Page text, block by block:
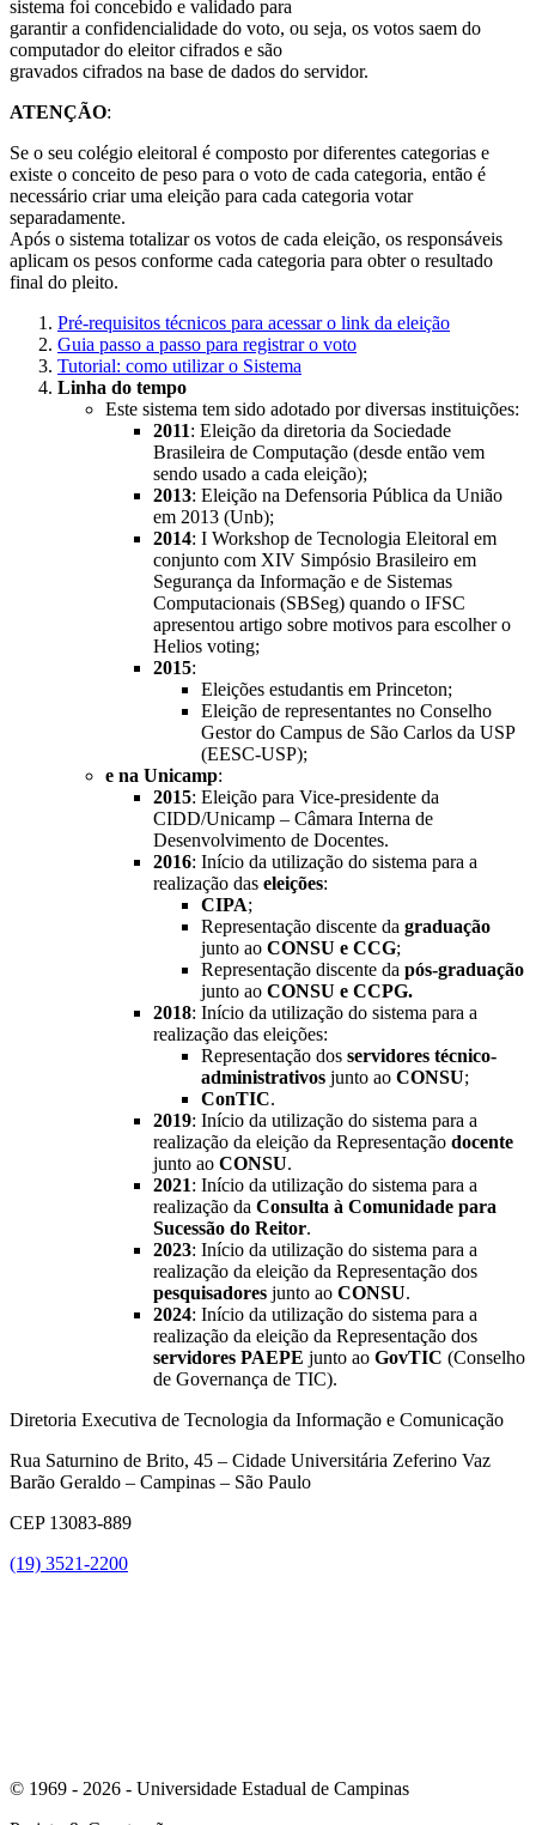
sistema foi concebido e validado para
garantir a confidencialidade do voto, ou seja, os votos saem do
computador do eleitor cifrados e são
gravados cifrados na base de dados do servidor.
ATENÇÃO:
Se o seu colégio eleitoral é composto por diferentes categorias e
existe o conceito de peso para o voto de cada categoria, então é
necessário criar uma eleição para cada categoria votar
separadamente.
Após o sistema totalizar os votos de cada eleição, os responsáveis
aplicam os pesos conforme cada categoria para obter o resultado
final do pleito.
Pré-requisitos técnicos para acessar o link da eleição
Guia passo a passo para registrar o voto
Tutorial: como utilizar o Sistema
Linha do tempo
Este sistema tem sido adotado por diversas instituições:
2011: Eleição da diretoria da Sociedade
Brasileira de Computação (desde então vem
sendo usado a cada eleição);
2013: Eleição na Defensoria Pública da União
em 2013 (Unb);
2014: I Workshop de Tecnologia Eleitoral em
conjunto com XIV Simpósio Brasileiro em
Segurança da Informação e de Sistemas
Computacionais (SBSeg) quando o IFSC
apresentou artigo sobre motivos para escolher o
Helios voting;
2015:
Eleições estudantis em Princeton;
Eleição de representantes no Conselho
Gestor do Campus de São Carlos da USP
(EESC-USP);
e na Unicamp:
2015: Eleição para Vice-presidente da
CIDD/Unicamp – Câmara Interna de
Desenvolvimento de Docentes.
2016: Início da utilização do sistema para a
realização das eleições:
CIPA;
Representação discente da graduação
junto ao CONSU e CCG;
Representação discente da pós-graduação
junto ao CONSU e CCPG.
2018: Início da utilização do sistema para a
realização das eleições:
Representação dos servidores técnico-
administrativos junto ao CONSU;
ConTIC.
2019: Início da utilização do sistema para a
realização da eleição da Representação docente
junto ao CONSU.
2021: Início da utilização do sistema para a
realização da Consulta à Comunidade para
Sucessão do Reitor.
2023: Início da utilização do sistema para a
realização da eleição da Representação dos
pesquisadores junto ao CONSU.
2024: Início da utilização do sistema para a
realização da eleição da Representação dos
servidores PAEPE junto ao GovTIC (Conselho
de Governança de TIC).
Diretoria Executiva de Tecnologia da Informação e Comunicação
Rua Saturnino de Brito, 45 – Cidade Universitária Zeferino Vaz
Barão Geraldo – Campinas – São Paulo
CEP 13083-889
(19) 3521-2200
© 1969 - 2026 - Universidade Estadual de Campinas